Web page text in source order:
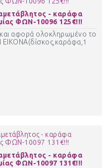
- καράφα
ΦΩΝ-10096 125€!!!
αφορά ολοκληρωμένο το
- καράφα
ΦΩΝ-10097 131€!!!